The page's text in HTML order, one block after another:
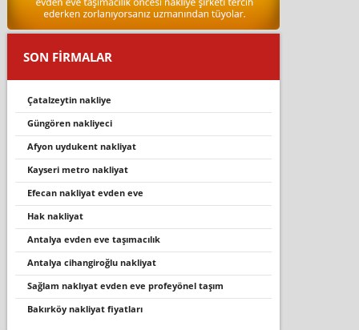
SON FİRMALAR
çatalzeyti̇n nakli̇ye
güngören nakliyeci
afyon uydukent nakliyat
kayseri metro nakliyat
efecan nakliyat evden eve
hak nakliyat
antalya evden eve taşımacılık
antalya cihangiroğlu nakliyat
sağlam nakliyat evden eve profeyönel taşim
bakırköy nakliyat fiyatları